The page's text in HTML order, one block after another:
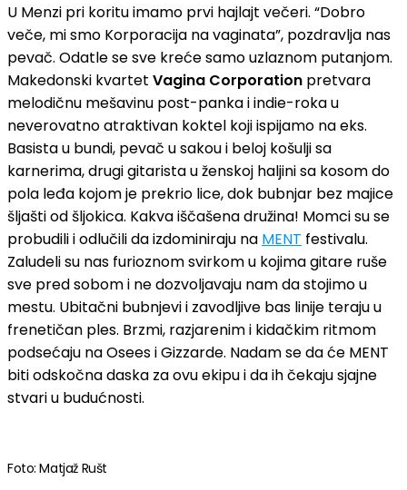
U Menzi pri koritu imamo prvi hajlajt večeri. “Dobro
veče, mi smo Korporacija na vaginata”, pozdravlja nas
pevač. Odatle se sve kreće samo uzlaznom putanjom.
Makedonski kvartet Vagina Corporation pretvara
melodičnu mešavinu post-panka i indie-roka u
neverovatno atraktivan koktel koji ispijamo na eks.
Basista u bundi, pevač u sakou i beloj košulji sa
karnerima, drugi gitarista u ženskoj haljini sa kosom do
pola leđa kojom je prekrio lice, dok bubnjar bez majice
šljašti od šljokica. Kakva iščašena družina! Momci su se
probudili i odlučili da izdominiraju na MENT festivalu.
Zaludeli su nas furioznom svirkom u kojima gitare ruše
sve pred sobom i ne dozvoljavaju nam da stojimo u
mestu. Ubitačni bubnjevi i zavodljive bas linije teraju u
frenetičan ples. Brzmi, razjarenim i kidačkim ritmom
podsećaju na Osees i Gizzarde. Nadam se da će MENT
biti odskočna daska za ovu ekipu i da ih čekaju sjajne
stvari u budućnosti.
Foto: Matjaž Rušt